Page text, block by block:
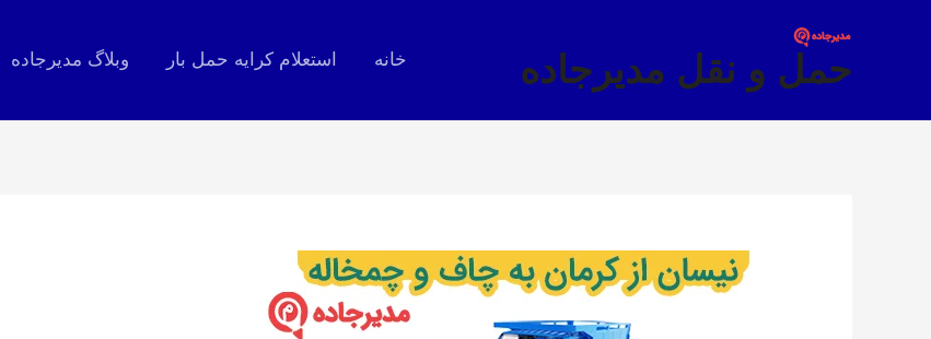
حمل و نقل مدیرجاده خانه استعلام کرایه حمل بار وبلاگ مدیرجاده